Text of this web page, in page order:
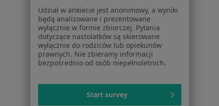
Kontakt
Dla pacjentów
Lekarze
Placówki medyczne
Pytania i odpowiedzi
Choroby
Udział w ankiecie jest anonimowy, a wyniki
będą analizowane i prezentowane
wyłącznie w formie zbiorczej. Pytania
dotyczące nastolatków są skierowane
wyłącznie do rodziców lub opiekunów
prawnych. Nie zbieramy informacji
bezpośrednio od osób niepełnoletnich.
Start survey